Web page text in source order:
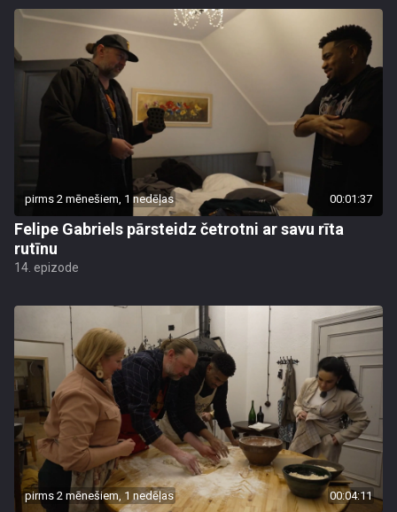
pirms 2 mēnešiem, 1 nedēļas 00:01:37
Felipe Gabriels pārsteidz četrotni ar savu rīta
rutīnu
14. epizode
pirms 2 mēnešiem, 1 nedēļas 00:04:11